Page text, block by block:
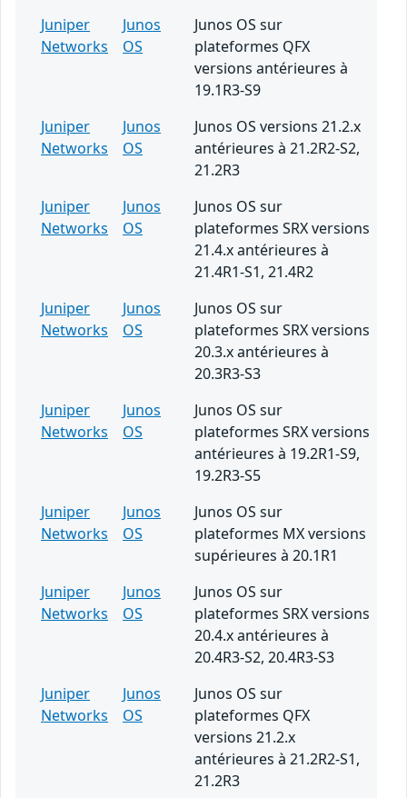
Juniper
Networks
Junos
OS
Junos OS sur
plateformes QFX
versions antérieures à
19.1R3-S9
Juniper
Networks
Junos
OS
Junos OS versions 21.2.x
antérieures à 21.2R2-S2,
21.2R3
Juniper
Networks
Junos
OS
Junos OS sur
plateformes SRX versions
21.4.x antérieures à
21.4R1-S1, 21.4R2
Juniper
Networks
Junos
OS
Junos OS sur
plateformes SRX versions
20.3.x antérieures à
20.3R3-S3
Juniper
Networks
Junos
OS
Junos OS sur
plateformes SRX versions
antérieures à 19.2R1-S9,
19.2R3-S5
Juniper
Networks
Junos
OS
Junos OS sur
plateformes MX versions
supérieures à 20.1R1
Juniper
Networks
Junos
OS
Junos OS sur
plateformes SRX versions
20.4.x antérieures à
20.4R3-S2, 20.4R3-S3
Juniper
Networks
Junos
OS
Junos OS sur
plateformes QFX
versions 21.2.x
antérieures à 21.2R2-S1,
21.2R3